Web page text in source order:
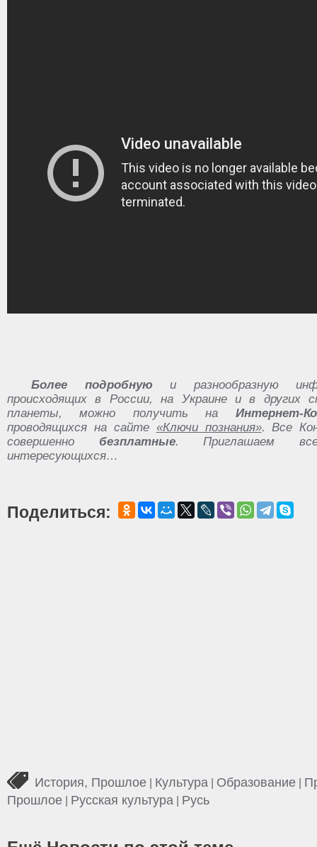
Более подробную и разнообразную
происходящих в России, на Украине и в других
планеты, можно получить на Интернет-
проводящихся на сайте «Ключи познания». Все
совершенно безплатные. Приглашаем
интересующихся…
Поделиться:
История, Прошлое Культура Образование
Прошлое
Русская культура Русь